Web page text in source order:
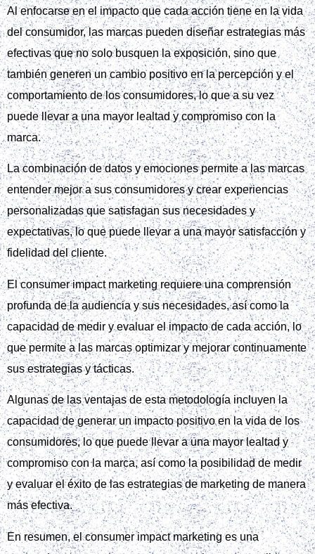
Al enfocarse en el impacto que cada acción tiene en la vida
del consumidor, las marcas pueden diseñar estrategias más
efectivas que no solo busquen la exposición, sino que
también generen un cambio positivo en la percepción y el
comportamiento de los consumidores, lo que a su vez
puede llevar a una mayor lealtad y compromiso con la
marca.
La combinación de datos y emociones permite a las marcas
entender mejor a sus consumidores y crear experiencias
personalizadas que satisfagan sus necesidades y
expectativas, lo que puede llevar a una mayor satisfacción y
fidelidad del cliente.
El consumer impact marketing requiere una comprensión
profunda de la audiencia y sus necesidades, así como la
capacidad de medir y evaluar el impacto de cada acción, lo
que permite a las marcas optimizar y mejorar continuamente
sus estrategias y tácticas.
Algunas de las ventajas de esta metodología incluyen la
capacidad de generar un impacto positivo en la vida de los
consumidores, lo que puede llevar a una mayor lealtad y
compromiso con la marca, así como la posibilidad de medir
y evaluar el éxito de las estrategias de marketing de manera
más efectiva.
En resumen, el consumer impact marketing es una